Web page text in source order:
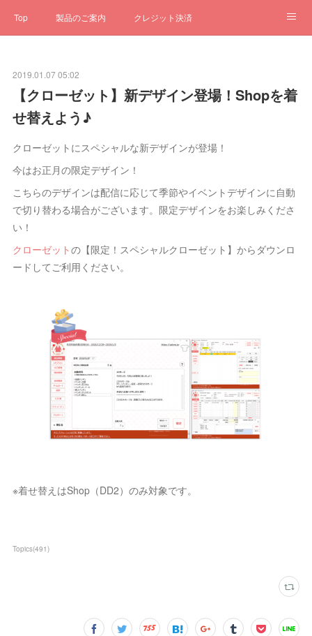
Top 製品のご案内 クレジット決済
クローゼット ステータス
2019.01.07 05:02
【クローゼット】新デザイン登場！Shopを着
せ替えよう♪
クローゼットにスペシャルな新デザインが登場！
今はお正月の限定デザイン！
こちらのデザインは配信に応じて季節やイベントデザインに自動
で切り替わる場合がございます。限定デザインをお楽しみくださ
い！
クローゼットの【限定！スペシャルクローゼット】からダウンロ
ードしてご利用ください。
※着せ替えはShop（DD2）のみ対象です。
Topics(491)